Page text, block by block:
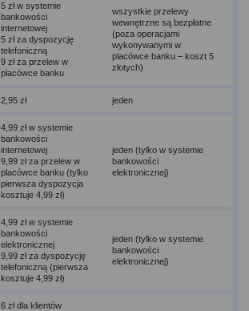
5 zł w systemie
bankowości
internetowej
5 zł za dyspozycję
telefoniczną
9 zł za przelew w
placówce banku
wszystkie przelewy
wewnętrzne są bezpłatne
(poza operacjami
wykonywanymi w
placówce banku – koszt 5
złotych)
2,95 zł jeden
4,99 zł w systemie
bankowości
internetowej
9,99 zł za przelew w
placówce banku (tylko
pierwsza dyspozycja
kosztuje 4,99 zł)
jeden (tylko w systemie
bankowości
elektronicznej)
4,99 zł w systemie
bankowości
elektronicznej
9,99 zł za dyspozycję
telefoniczną (pierwsza
kosztuje 4,99 zł)
jeden (tylko w systemie
bankowości
elektronicznej)
6 zł dla klientów